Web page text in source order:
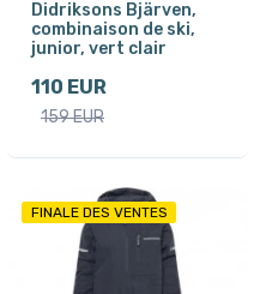
Didriksons Bjärven,
combinaison de ski,
junior, vert clair
110 EUR
159 EUR
FINALE DES VENTES